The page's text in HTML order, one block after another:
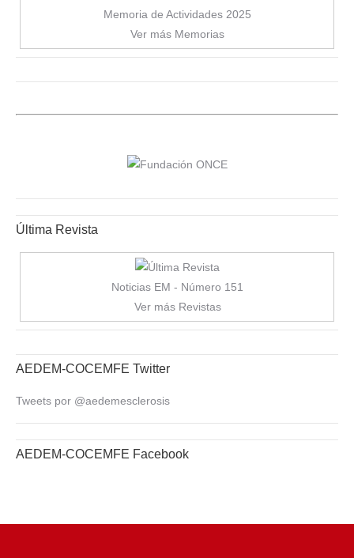
Memoria de Actividades 2025
Ver más Memorias
Última Revista
Noticias EM - Número 151
Ver más Revistas
AEDEM-COCEMFE Twitter
Tweets por @aedemesclerosis
AEDEM-COCEMFE Facebook